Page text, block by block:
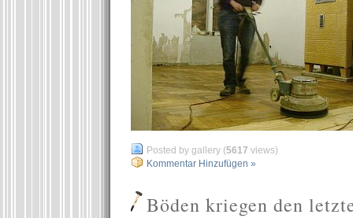
Posted by gallery (5617 views)
Kommentar Hinzufügen »
Böden kriegen den